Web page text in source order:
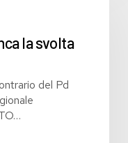
la svolta
del Pd